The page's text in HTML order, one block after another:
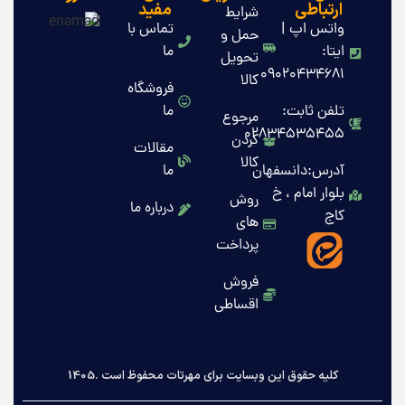
ارتباطی
واتس اپ |
ایتا:
09020434681
تلفن ثابت:
02834535455
آدرس:دانسفهان
بلوار امام ، خ
کاج
شرایط
حمل و
تحویل
کالا
مرجوع
کردن
کالا
روش
های
پرداخت
فروش
اقساطی
مفید
تماس با
ما
فروشگاه
ما
مقالات
ما
درباره ما
کلیه حقوق این وبسایت برای مهرتات محفوظ است .1405